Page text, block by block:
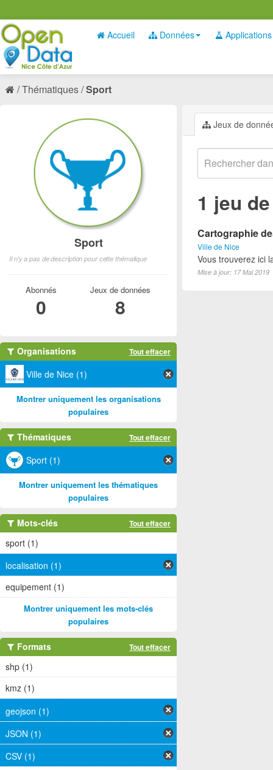
Accueil Données Applications
Thématiques Sport
Jeux de
1 jeu
Cartographie
Ville de Nice
Vous trouverez ici
Mise à jour: 17 Mai 2019
Sport
Il n'y a pas de description pour cette thématique
Abonnés
0
Jeux de données
8
Organisations Tout effacer
Ville de Nice (1)
Montrer uniquement les organisations
populaires
Thématiques Tout effacer
Sport (1)
Montrer uniquement les thématiques
populaires
Mots-clés Tout effacer
sport (1)
localisation (1)
equipement (1)
Montrer uniquement les mots-clés
populaires
Formats Tout effacer
shp (1)
kmz (1)
geojson (1)
JSON (1)
CSV (1)